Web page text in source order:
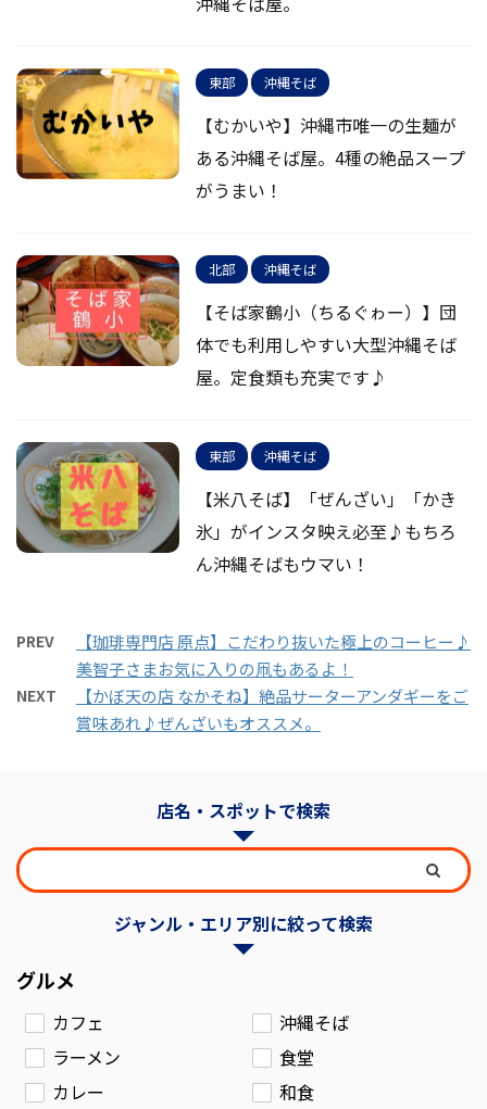
東部 沖縄そば
【むかいや】沖縄市唯一の生麺が
ある沖縄そば屋。4種の絶品スープ
がうまい！
北部 沖縄そば
【そば家鶴小（ちるぐゎー）】団
体でも利用しやすい大型沖縄そば
屋。定食類も充実です♪
東部 沖縄そば
【米八そば】「ぜんざい」「かき
氷」がインスタ映え必至♪もちろ
ん沖縄そばもウマい！
PREV
【珈琲専門店 原点】こだわり抜いた極上のコーヒー♪
美智子さまお気に入りの凧もあるよ！
NEXT
【かぼ天の店 なかそね】絶品サーターアンダギーをご
賞味あれ♪ぜんざいもオススメ。
店名・スポットで検索
ジャンル・エリア別に絞って検索
グルメ
カフェ
沖縄そば
ラーメン
食堂
カレー
和食